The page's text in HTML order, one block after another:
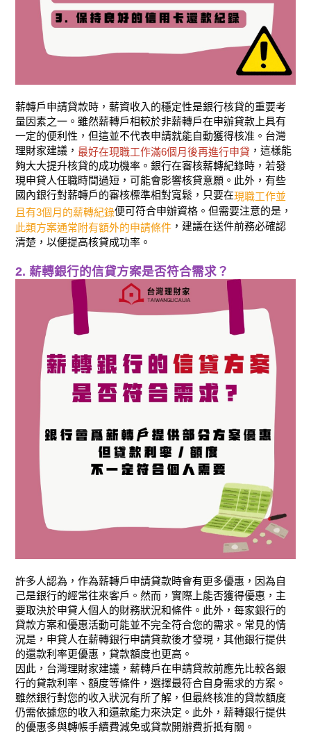
薪轉戶申請貸款時，薪資收入的穩定性是銀行核貸的重要考
量因素之一。雖然薪轉戶相較於非薪轉戶在申辦貸款上具有
一定的便利性，但這並不代表申請就能自動獲得核准。台灣
理財家建議，最好在現職工作滿6個月後再進行申貸 ，這樣能
夠大大提升核貸的成功機率。銀行在審核薪轉紀錄時，若發
現申貸人任職時間過短，可能會影響核貸意願。此外，有些
國內銀行對薪轉戶的審核標準相對寬鬆，只要在現職工作並
且有3個月的薪轉紀錄便可符合申辦資格。但需要注意的是，
此類方案通常附有額外的申請條件 ，建議在送件前務必確認
清楚，以便提高核貸成功率。
2. 薪轉銀行的信貸方案是否符合需求？
許多人認為，作為薪轉戶申請貸款時會有更多優惠，因為自
己是銀行的經常往來客戶。然而，實際上能否獲得優惠，主
要取決於申貸人個人的財務狀況和條件。此外，每家銀行的
貸款方案和優惠活動可能並不完全符合您的需求。常見的情
況是，申貸人在薪轉銀行申請貸款後才發現，其他銀行提供
的還款利率更優惠，貸款額度也更高。
因此，台灣理財家建議，薪轉戶在申請貸款前應先比較各銀
行的貸款利率、額度等條件，選擇最符合自身需求的方案。
雖然銀行對您的收入狀況有所了解，但最終核准的貸款額度
仍需依據您的收入和還款能力來決定。此外，薪轉銀行提供
的優惠多與轉帳手續費減免或貸款開辦費折抵有關。